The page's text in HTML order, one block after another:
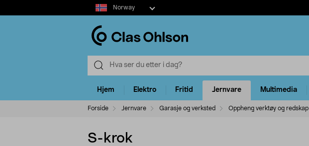
Select
market
Norway
Hjem Elektro Fritid Jernvare Multimedia
Forside Jernvare Garasje og verksted Oppheng verktøy og redskap
S-krok